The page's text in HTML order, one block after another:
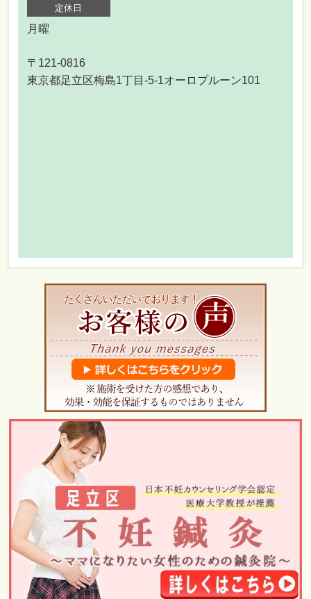
定休日
月曜
〒121-0816
東京都足立区梅島1丁目-5-1オーロプルーン101